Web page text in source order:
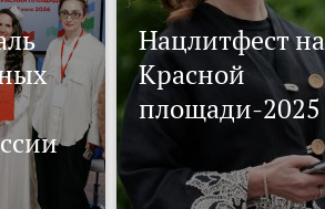
Нацлитфест на
Красной
площади-2025